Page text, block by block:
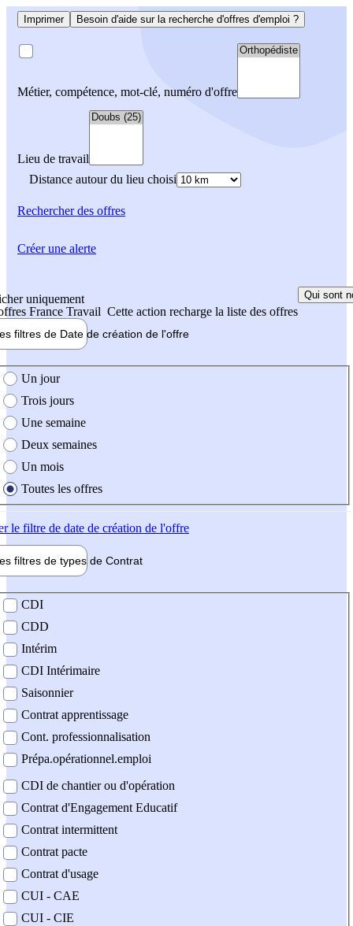
Imprimer Besoin d'aide sur la recherche d'offres d'emploi ?
Métier, compétence, mot-clé, numéro d'offre
Lieu de travail
Distance autour du lieu choisi
Rechercherdes offres
uniquement
France Travail Cette action recharge la liste des offres
Qui sont
filtres de Date de création de l'offre
création de l'offre
Un jour
Trois jours
Une semaine
Deux semaines
Un mois
Toutes les offres
le filtre de date de création de l'offre
filtres de types de Contrat
contrat
CDI
CDD
Intérim
CDI Intérimaire
Saisonnier
Contrat apprentissage
Cont. professionnalisation
Prépa.opérationnel.emploi
CDI de chantier ou d'opération
Contrat d'Engagement Educatif
Contrat intermittent
Contrat pacte
Contrat d'usage
CUI - CAE
CUI - CIE
Créer une alerte